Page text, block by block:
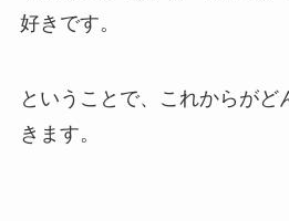
好きです。
ということで、これからがど
きます。